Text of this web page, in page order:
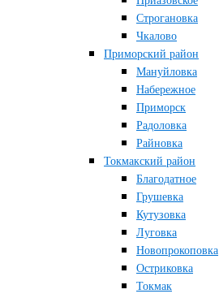
Строгановка
Чкалово
Приморский район
Мануйловка
Набережное
Приморск
Радоловка
Райновка
Токмакский район
Благодатное
Грушевка
Кутузовка
Луговка
Новопрокоповка
Остриковка
Токмак